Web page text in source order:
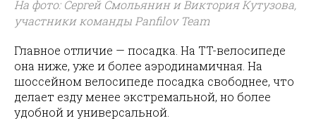
На фото: Сергей Смольянин и Виктория Кутузова,
участники команды Panfilov Team
Главное отличие — посадка. На TT-велосипеде
она ниже, уже и более аэродинамичная. На
шоссейном велосипеде посадка свободнее, что
делает езду менее экстремальной, но более
удобной и универсальной.